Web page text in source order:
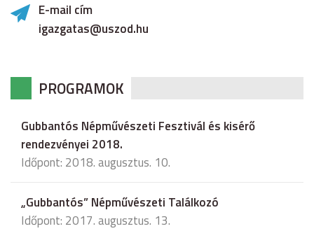
E-mail cím
igazgatas@uszod.hu
PROGRAMOK
Gubbantós Népművészeti Fesztivál és kisérő
rendezvényei 2018.
Időpont: 2018. augusztus. 10.
„Gubbantós” Népművészeti Találkozó
Időpont: 2017. augusztus. 13.